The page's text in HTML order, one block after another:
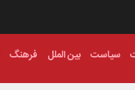
سیاست بین الملل فرهنگ